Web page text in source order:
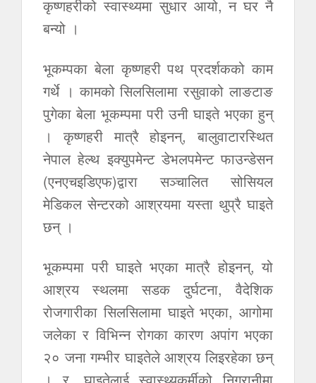
कृष्णहरीको स्वास्थ्यमा सुधार आयो, न घर नै
बन्यो ।
भूकम्पका बेला कृष्णहरी पथ प्रदर्शकको काम
गर्थे । कामको सिलसिलामा रसुवाको लाङटाङ
पुगेका बेला भूकम्पमा परी उनी घाइते भएका हुन्
। कृष्णहरी मात्रै होइनन्, बालुवाटारस्थित
नेपाल हेल्थ इक्युपमेन्ट डेभलपमेन्ट फाउन्डेसन
(एनएचइडिएफ)द्वारा सञ्चालित सोसियल
मेडिकल सेन्टरको आश्रयमा यस्ता थुप्रै घाइते
छन् ।
भूकम्पमा परी घाइते भएका मात्रै होइनन्, यो
आश्रय स्थलमा सडक दुर्घटना, वैदेशिक
रोजगारीका सिलसिलामा घाइते भएका, आगोमा
जलेका र विभिन्न रोगका कारण अपांग भएका
२० जना गम्भीर घाइतेले आश्रय लिइरहेका छन्